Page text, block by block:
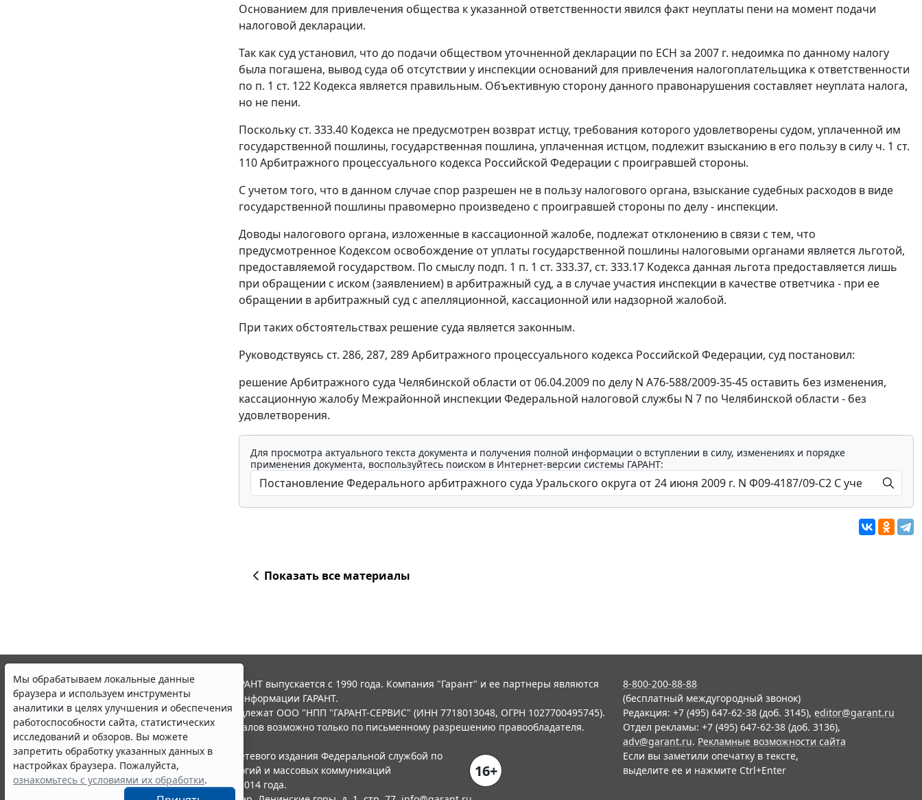
Основанием для привлечения общества к указанной ответственности явился факт неуплаты пени на момент подачи
налоговой декларации.
Так как суд установил, что до подачи обществом уточненной декларации по ЕСН за 2007 г. недоимка по данному налогу
была погашена, вывод суда об отсутствии у инспекции оснований для привлечения налогоплательщика к ответственности
по п. 1 ст. 122 Кодекса является правильным. Объективную сторону данного правонарушения составляет неуплата налога,
но не пени.
Поскольку ст. 333.40 Кодекса не предусмотрен возврат истцу, требования которого удовлетворены судом, уплаченной им
государственной пошлины, государственная пошлина, уплаченная истцом, подлежит взысканию в его пользу в силу ч. 1 ст.
110Арбитражного процессуального кодекса Российской Федерации с проигравшей стороны.
С учетом того, что в данном случае спор разрешен не в пользу налогового органа, взыскание судебных расходов в виде
государственной пошлины правомерно произведено с проигравшей стороны по делу - инспекции.
Доводы налогового органа, изложенные в кассационной жалобе, подлежат отклонению в связи с тем, что
предусмотренное Кодексом освобождение от уплаты государственной пошлины налоговыми органами является льготой,
предоставляемой государством. По смыслу подп. 1 п. 1 ст. 333.37, ст. 333.17 Кодекса данная льгота предоставляется лишь
при обращении с иском (заявлением) в арбитражный суд, а в случае участия инспекции в качестве ответчика - при ее
обращении в арбитражный суд с апелляционной, кассационной или надзорной жалобой.
При таких обстоятельствах решение суда является законным.
Руководствуясь ст. 286, 287, 289Арбитражного процессуального кодекса Российской Федерации, суд постановил:
решение Арбитражного суда Челябинской области от 06.04.2009 по делу N А76-588/2009-35-45 оставить без изменения,
кассационную жалобу Межрайонной инспекции Федеральной налоговой службы N 7 по Челябинской области - без
удовлетворения.
Для просмотра актуального текста документа и получения полной информации о вступлении в силу, изменениях и порядке
применения документа, воспользуйтесь поиском в Интернет-версии системы ГАРАНТ:
Показать все материалы
Мы обрабатываем локальные данные
браузера и используем инструменты
аналитики в целях улучшения и обеспечения
работоспособности сайта, статистических
исследований и обзоров. Вы можете
запретить обработку указанных данных в
настройках браузера. Пожалуйста,
ознакомьтесь с условиями их обработки.
© ООО "НПП "ГАРАНТ-СЕРВИС", 2026. Система ГАРАНТ выпускается с 1990 года. Компания "Гарант" и ее партнеры являются
участниками Российской ассоциации правовой информации ГАРАНТ.
Все права на материалы сайта ГАРАНТ.РУ принадлежат ООО "НПП "ГАРАНТ-СЕРВИС" (ИНН 7718013048, ОГРН 1027700495745).
Полное или частичное воспроизведение материалов возможно только по письменному разрешению правообладателя.
Правила использования портала.
Портал ГАРАНТ.РУ зарегистрирован в качестве сетевого издания Федеральной службой по
надзору в сфере связи,информационных технологий и массовых коммуникаций
(Роскомнадзором), Эл № ФС77-58365 от 18 июня 2014 года.
16+
8-800-200-88-88
(бесплатный междугородный звонок)
Редакция: +7 (495) 647-62-38 (доб. 3145), editor@garant.ru
Отдел рекламы: +7 (495) 647-62-38 (доб. 3136),
adv@garant.ru. Рекламные возможности сайта
Если вы заметили опечатку в тексте,
выделите ее и нажмите Ctrl+Enter